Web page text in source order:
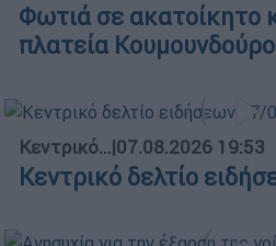
Φωτιά σε ακατοίκητο
πλατεία
Κεντρικό...|07.08.2026 19:53
Κεντρικό δελτίο